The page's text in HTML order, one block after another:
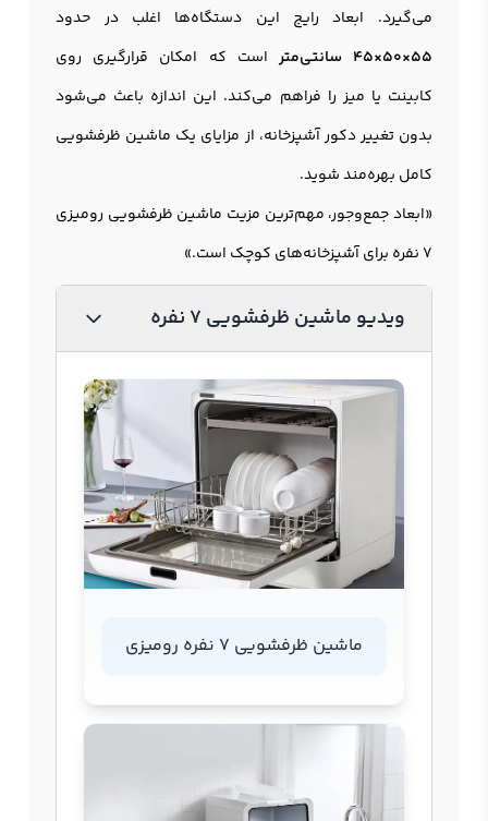
می‌گیرد. ابعاد رایج این دستگاه‌ها اغلب در حدود
55×50×45 سانتی‌متر
است که امکان قرارگیری روی
کابینت یا میز را فراهم می‌کند. این اندازه باعث می‌شود
بدون تغییر دکور آشپزخانه، از مزایای یک ماشین ظرفشویی
کامل بهره‌مند شوید.
«ابعاد جمع‌وجور، مهم‌ترین مزیت ماشین ظرفشویی رومیزی
7 نفره برای آشپزخانه‌های کوچک است.»
ویدیو ماشین ظرفشویی 7 نفره
ماشین ظرفشویی 7 نفره رومیزی